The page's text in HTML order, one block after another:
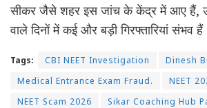
सीकर जैसे शहर इस जांच के केंद्र में आए हैं,
वाले दिनों में कई और बड़ी गिरफ्तारियां संभव
Tags: CBI NEET Investigation
Dinesh
Medical Entrance Exam Fraud.
NEET
NEET Scam 2026
Sikar Coaching Hub